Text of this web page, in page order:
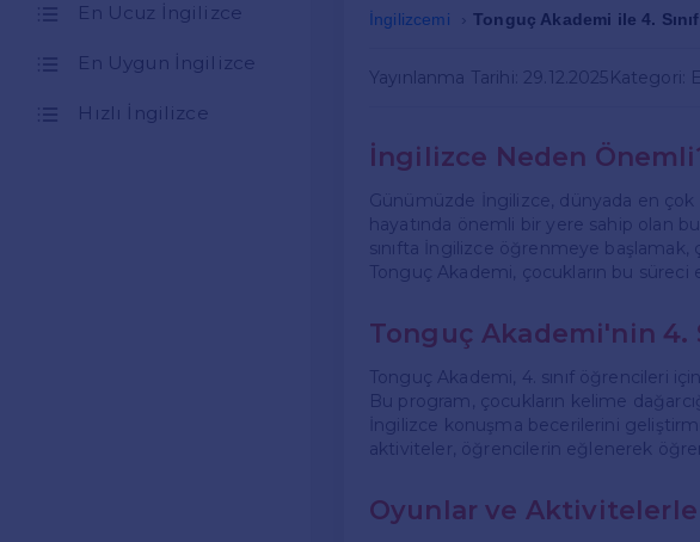
En Ucuz İngilizce
En Uygun İngilizce
Hızlı İngilizce
İngilizcemi Tonguç Akademi ile 4.
Yayınlanma Tarihi: 29.12.2025 Kategori:
İngilizce Neden
Günümüzde İngilizce, dünyada en
hayatında önemli bir yere sahip olan
sınıfta İngilizce öğrenmeye başlamak,
Tonguç Akademi, çocukların bu
Tonguç Akademi'nin 4.
Tonguç Akademi, 4. sınıf öğrencileri
Bu program, çocukların kelime
İngilizce konuşma becerilerini
aktiviteler, öğrencilerin eğlenerek
Oyunlar ve